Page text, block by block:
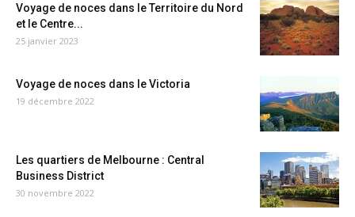
Voyage de noces dans le Territoire du Nord
et le Centre...
25 janvier 2023
Voyage de noces dans le Victoria
19 décembre 2022
Les quartiers de Melbourne : Central
Business District
30 novembre 2022